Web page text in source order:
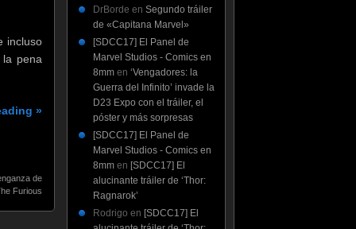
incluso
la pena
»
de
Furious
DrBorde en Segundo tráiler
de «Capitana Marvel»
[SDCC17] El Panel de
Marvel Studios - Comics en
8mmen ‘Vengadores: la
Guerra del Infinito’ invade la
D23 Expo con el tráiler, el
póster y más sorpresas
[SDCC17] El Panel de
Marvel Studios - Comics en
8mmen [SDCC17] El
alucinante tráiler de ‘Thor:
Ragnarok’
Rodrigo en [SDCC17] El